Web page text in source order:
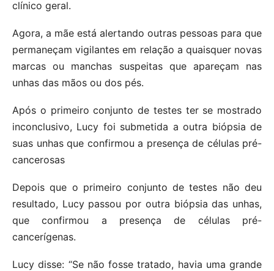
clínico geral.
Agora, a mãe está alertando outras pessoas para que
permaneçam vigilantes em relação a quaisquer novas
marcas ou manchas suspeitas que apareçam nas
unhas das mãos ou dos pés.
Após o primeiro conjunto de testes ter se mostrado
inconclusivo, Lucy foi submetida a outra biópsia de
suas unhas que confirmou a presença de células pré-
cancerosas
Depois que o primeiro conjunto de testes não deu
resultado, Lucy passou por outra biópsia das unhas,
que confirmou a presença de células pré-
cancerígenas.
Lucy disse: “Se não fosse tratado, havia uma grande